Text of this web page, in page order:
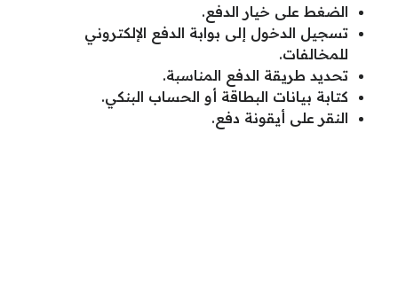
الضغط على خيار الدفع.
تسجيل الدخول إلى بوابة الدفع الإلكتروني
للمخالفات.
تحديد طريقة الدفع المناسبة.
كتابة بيانات البطاقة أو الحساب البنكي.
النقر على أيقونة دفع.